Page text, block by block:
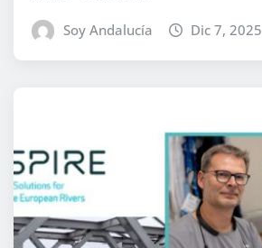
Soy Andalucía Dic 7, 2025